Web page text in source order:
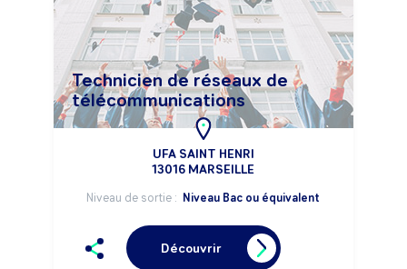
Technicien de réseaux de
télécommunications
UFA SAINT HENRI
13016 MARSEILLE
Niveau de sortie : Niveau Bac ou équivalent
Découvrir